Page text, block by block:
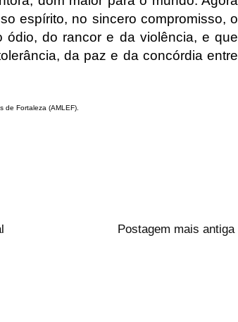
espírito, no sincero compromisso, o
ódio, do rancor e da violência, e que
da paz e da concórdia entre
de Fortaleza (AMLEF).
Postagem mais antiga